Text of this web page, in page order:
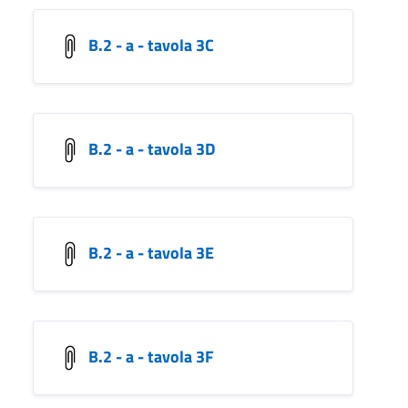
B.2 - a - tavola 3C
B.2 - a - tavola 3D
B.2 - a - tavola 3E
B.2 - a - tavola 3F